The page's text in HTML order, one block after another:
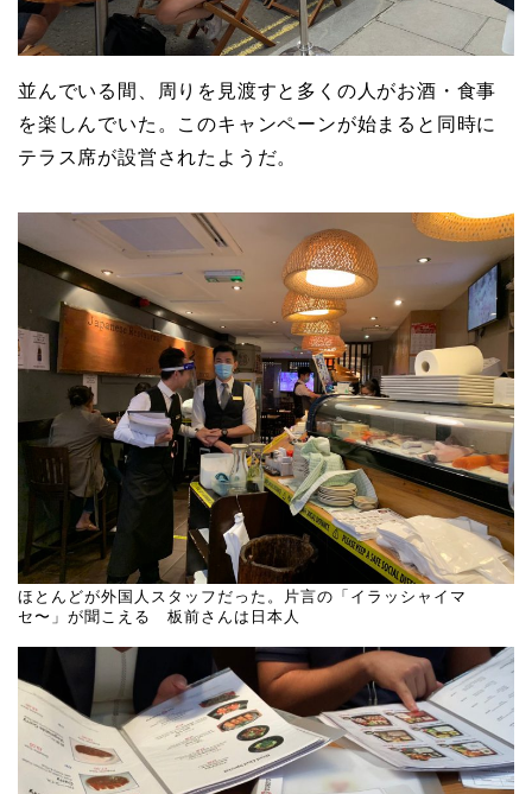
並んでいる間、周りを見渡すと多くの人がお酒・食事
を楽しんでいた。このキャンペーンが始まると同時に
テラス席が設営されたようだ。
ほとんどが外国人スタッフだった。片言の「イラッシャイマ
セ〜」が聞こえる 板前さんは日本人